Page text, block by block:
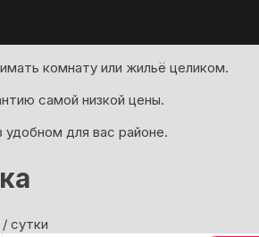
комнату или жильё целиком.
самой низкой цены.
для вас районе.
/ сутки